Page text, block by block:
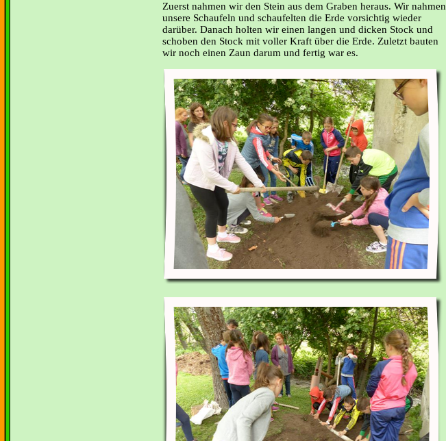
Zuerst nahmen wir den Stein aus dem Graben heraus. Wir nahmen
unsere Schaufeln und schaufelten die Erde vorsichtig wieder
darüber. Danach holten wir einen langen und dicken Stock und
schoben den Stock mit voller Kraft über die Erde. Zuletzt bauten
wir noch einen Zaun darum und fertig war es.